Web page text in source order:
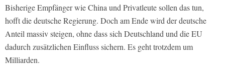
Bisherige Empfänger wie China und Privatleute sollen das tun,
hofft die deutsche Regierung. Doch am Ende wird der deutsche
Anteil massiv steigen, ohne dass sich Deutschland und die EU
dadurch zusätzlichen Einfluss sichern. Es geht trotzdem um
Milliarden.